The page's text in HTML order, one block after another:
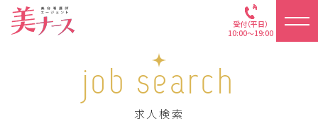
job search
求人検索
受付（平日）
10:00～19:00